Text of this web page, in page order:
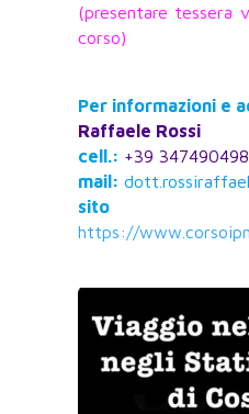
(presentare tessera
corso)
Per informazioni e
Raffaele Rossi
cell.: +39
mail:
sito
https://